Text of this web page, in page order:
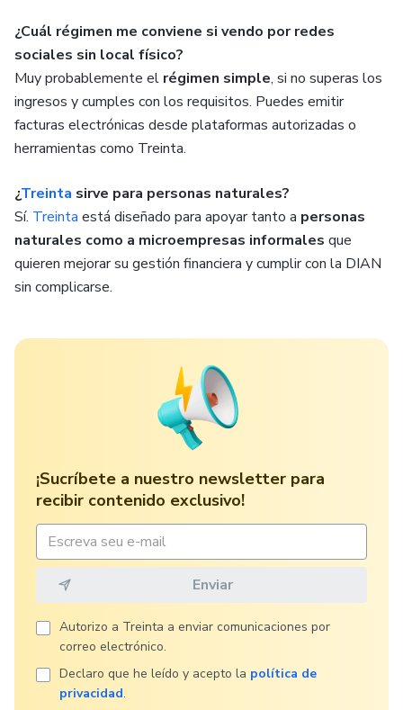
¿Cuál régimen me conviene si vendo por redes
sociales sin local físico?
Muy probablemente el régimen simple, si no superas los
ingresos y cumples con los requisitos. Puedes emitir
facturas electrónicas desde plataformas autorizadas o
herramientas como Treinta.
¿Treinta sirve para personas naturales?
Sí. Treinta está diseñado para apoyar tanto a personas
naturales como a microempresas informales que
quieren mejorar su gestión financiera y cumplir con la DIAN
sin complicarse.
¡Sucríbete a nuestro newsletter para
recibir contenido exclusivo!
Autorizo ​​a Treinta a enviar comunicaciones por
correo electrónico.
Declaro que he leído y acepto la política de
privacidad.